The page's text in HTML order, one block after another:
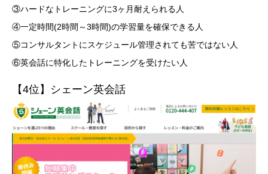
③ハードなトレーニングに3ヶ月耐えられる人
④一定時間(2時間～3時間)の学習量を確保できる人
⑤コンサルタントにスケジュール管理されても苦ではない人
⑥英会話に特化したトレーニングを受けたい人
【4位】シェーン英会話